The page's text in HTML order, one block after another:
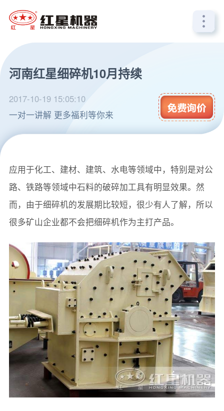
河南红星细碎机10月持续
2017-10-19 15:05:10
一对一讲解 更多福利等你来
应用于化工、建材、建筑、水电等领域中，特别是对公
路、铁路等领域中石料的破碎加工具有明显效果。然
而，由于细碎机的发展期比较短，很少有人了解，所以
很多矿山企业都不会把细碎机作为主打产品。